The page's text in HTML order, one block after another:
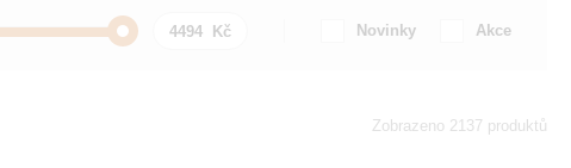
Novinky Akce
Zobrazeno 2137 produktů